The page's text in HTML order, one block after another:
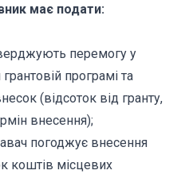
має подати:
перемогу у
програмі та
(відсоток від гранту,
внесення);
погоджує внесення
коштів місцевих